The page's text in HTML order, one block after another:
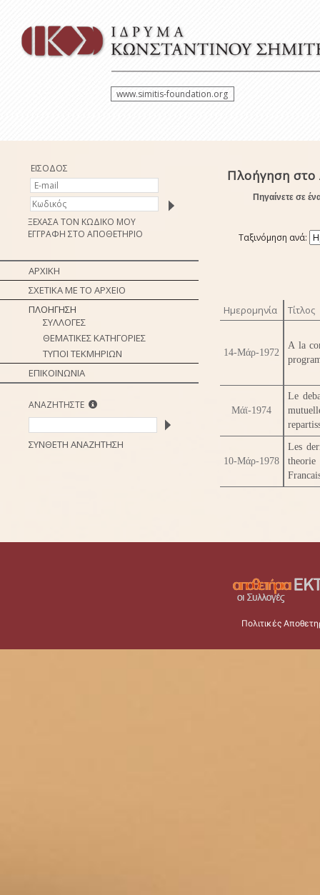
www.simitis-foundation.org
ΕΙΣΟΔΟΣ
ΞΕΧΑΣΑ ΤΟΝ ΚΩΔΙΚΟ ΜΟΥ
ΕΓΓΡΑΦΗ ΣΤΟ ΑΠΟΘΕΤΗΡΙΟ
ΑΡΧΙΚΗ
ΣΧΕΤΙΚΑ ΜΕ ΤΟ ΑΡΧΕΙΟ
ΠΛΟΗΓΗΣΗ
ΣΥΛΛΟΓΕΣ
ΘΕΜΑΤΙΚΕΣ ΚΑΤΗΓΟΡΙΕΣ
ΤΥΠΟΙ ΤΕΚΜΗΡΙΩΝ
ΕΠΙΚΟΙΝΩΝΙΑ
ΑΝΑΖΗΤΗΣΤΕ
ΣΥΝΘΕΤΗ ΑΝΑΖΗΤΗΣΗ
Πλοήγηση
Πηγαίνετε σε
Ταξινόμηση ανά:
Ημερομηνία Τίτλος
14-Μάρ-1972
A la
Μάϊ-1974
Le
10-Μάρ-1978
Les
theorie